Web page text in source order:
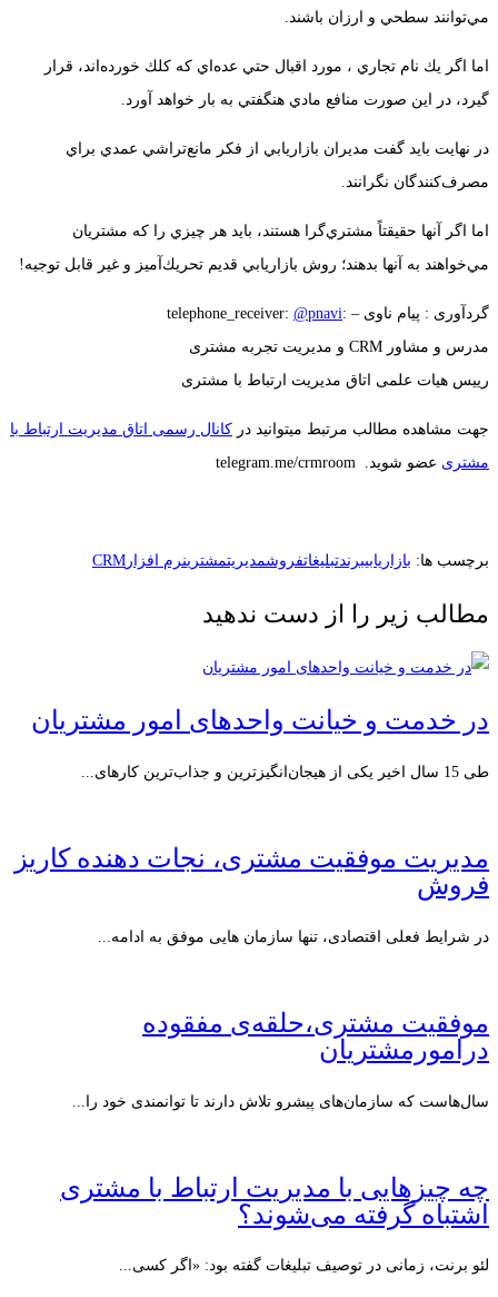
مي‌توانند سطحي و ارزان باشند.
اما اگر يك نام تجاري ، مورد اقبال حتي عده‌اي كه كلك خورده‌اند،‌ قرار
گيرد،‌ در اين صورت منافع مادي هنگفتي به بار خواهد آورد.
در نهایت باید گفت مديران بازاريابي از فكر مانع‌تراشي عمدي براي
مصرف‌كنندگان نگرانند.
اما اگر آنها حقيقتاً مشتري‌گرا هستند،‌ بايد هر چيزي را كه مشتريان
مي‌خواهند به آنها بدهند؛ روش بازاريابي قديم تحريك‌آميز و غير قابل توجيه!
گردآوری : پیام ناوی – :telephone_receiver:
@pnavi
مدرس و مشاور CRM و مدیریت تجربه مشتری
رییس هیات علمی اتاق مدیریت ارتباط با مشتری
جهت مشاهده مطالب مرتبط میتوانید در کانال رسمی اتاق مدیریت ارتباط با
مشتری عضو شوید. telegram.me/crmroom
برچسب ها: بازاریابیبرندتبلیغاتفروشمدیریتمشترینرم افزارCRM
مطالب زیر را از دست ندهید
در خدمت و خیانت واحدهای امور مشتریان
طی 15 سال اخیر یکی از هیجان‌انگیزترین و جذاب‌ترین کارهای...
مدیریت موفقیت مشتری، نجات دهنده کاریز
فروش
در شرایط فعلی اقتصادی، تنها سازمان هایی موفق به ادامه...
موفقیت مشتری،حلقه‌ی مفقوده
درامورمشتریان
سال‌هاست که سازمان‌های پیشرو تلاش دارند تا توانمندی خود را...
چه چیزهایی با مدیریت ارتباط با مشتری
اشتباه گرفته می‌شوند؟
لئو برنت، زمانی در توصیف تبلیغات گفته بود: «اگر کسی...